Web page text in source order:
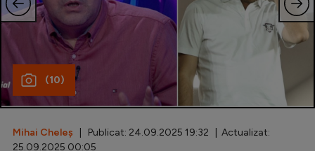
Fotbal feminin
Special
Diverse
Inedit
(10)
Mihai Cheleș | Publicat: 24.09.2025 19:32 | Actualizat:
25.09.2025 00:05